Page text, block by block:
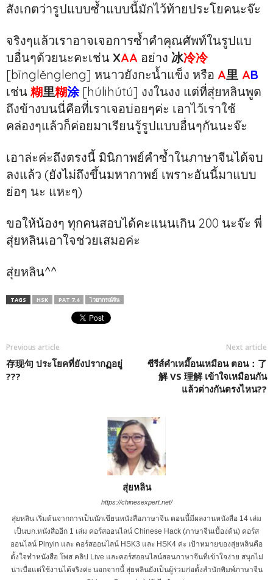
สังเกตว่ารูปแบบซ้ำแบบนี้มักไว้ท้ายประโยคนะจ๊ะ
จริงๆแล้วเราอาจเจอการซ้ำคำคุณศัพท์ในรูปแบ
บอื่นๆด้วยนะคะเช่น XAA อย่าง 冰冷冷
[bīnglěngleng] หนาวยังกะน้ำแข็ง หรือ A里 AB
เช่น 糊里糊涂[húlihútú] งงในงง แต่ที่สุ่ยหลินพูด
ถึงข้างบนนี่คือที่เราเจอบ่อยๆค่ะ เอาไว้เราใช้
คล่องๆแล้วก็ค่อยมาเรียนรู้รูปแบบอื่นๆกันนะจ๊ะ
เอาล่ะค่ะถึงตรงนี้ มินิกาพย์คำซ้ำในภาษาจีนได้จบ
ลงแล้ว (ยังไม่ถึงขึ้นมหากาพย์ เพราะอันนี้มาแบบ
ย่อๆ นะ แหะๆ)
ขอให้น้องๆ ทุกคนสอบได้คะแนนเกิน 200 นะจ๊ะ พี่
สุ่ยหลินเอาใจช่วยเสมอค่ะ
สุ่ยหลิน^^
TAGS HSK PAT 7.4 ไวยากรณ์จีน
Previous article
存现句 ประโยคที่ยังปรากฏอยู่
???
Next article
ซีรีส์คำเหมื๊อนเหมือน ตอน：了
解 VS 理解 เข้าใจเหมือนกัน
แล้วต่างกันตรงไหน??
สุ่ยหลิน
https://chinesexpert.net/
สุ่ยหลิน เริ่มต้นจากการเป็นนักเขียนหนังสือภาษาจีน ตอนนี้มีผลงานหนังสือ 14 เล่ม
เป็นบก.หนังสืออีก 1 เล่ม คอร์สออนไลน์ Chinese Hack (ภาษาจีนเบื้องต้น) คอร์ส
ออนไลน์ Pinyin และ คอร์สออนไลน์ HSK3 และ HSK4 ค่ะ เป้าหมายของสุ่ยหลินคือ
ตั้งใจทำหนังสือ โพส คลิป Live และคอร์สออนไลน์สอนภาษาจีนที่เข้าใจง่าย สนุกไม่
น่าเบื่อแต่ใช้งานได้จริงค่ะ นอกจากนี้ สุ่ยหลินยังเป็นผู้ร่วมก่อตั้งสำนักพิมพ์ภาษาจีน